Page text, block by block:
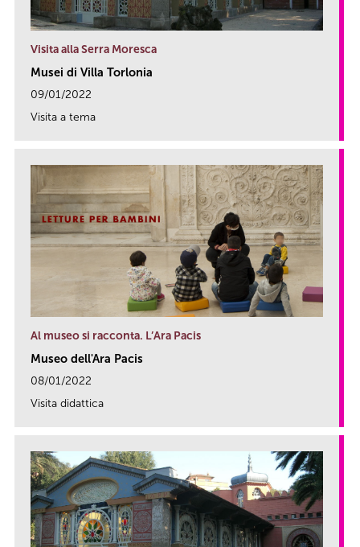
Visita alla Serra Moresca
Musei di Villa Torlonia
09/01/2022
Visita a tema
Al museo si racconta. L’Ara Pacis
Museo dell'Ara Pacis
08/01/2022
Visita didattica